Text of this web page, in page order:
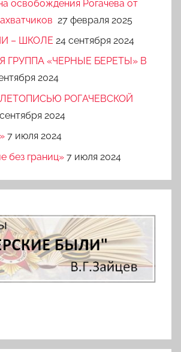
освобождения Рогачева от
27 февраля 2025
– ШКОЛЕ 24 сентября 2024
ГРУППА «ЧЕРНЫЕ БЕРЕТЫ» В
2024
РОГАЧЕВСКОЙ
2024
7 июля 2024
без границ» 7 июля 2024